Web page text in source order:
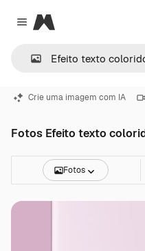
Close menu
Magnific
Crie uma imagem com IA
Fotos Efeito texto
Fotos